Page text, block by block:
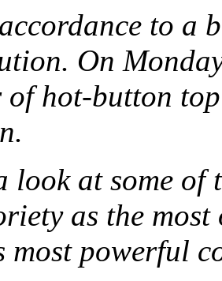
to a
On
of hot-button
look at some of
as the
most powerful